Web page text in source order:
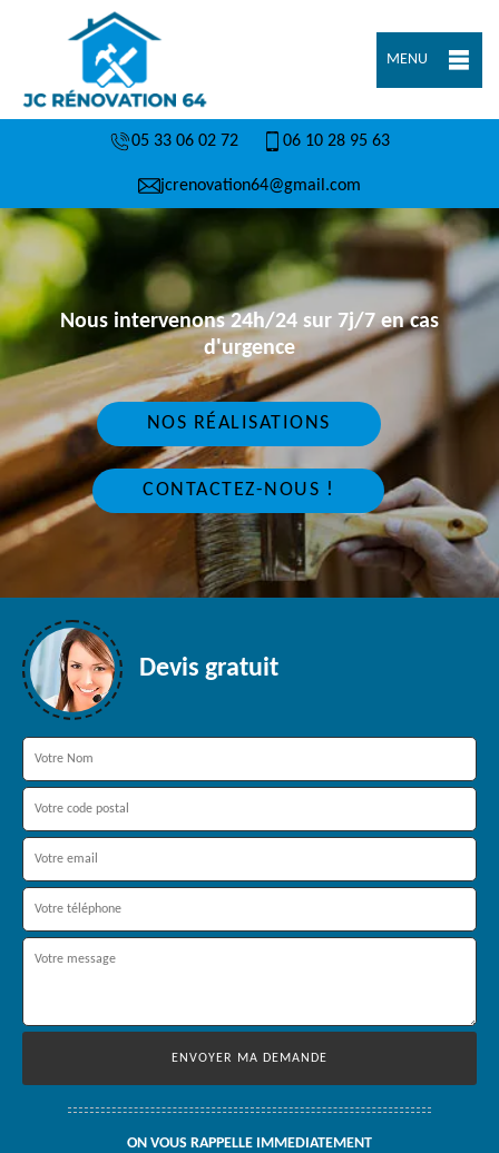
MENU
05 33 06 02 72 06 10 28 95 63
jcrenovation64@gmail.com
Nous intervenons 24h/24 sur 7j/7 en cas
d'urgence
NOS RÉALISATIONS
CONTACTEZ-NOUS !
Devis gratuit
ON VOUS RAPPELLE IMMEDIATEMENT